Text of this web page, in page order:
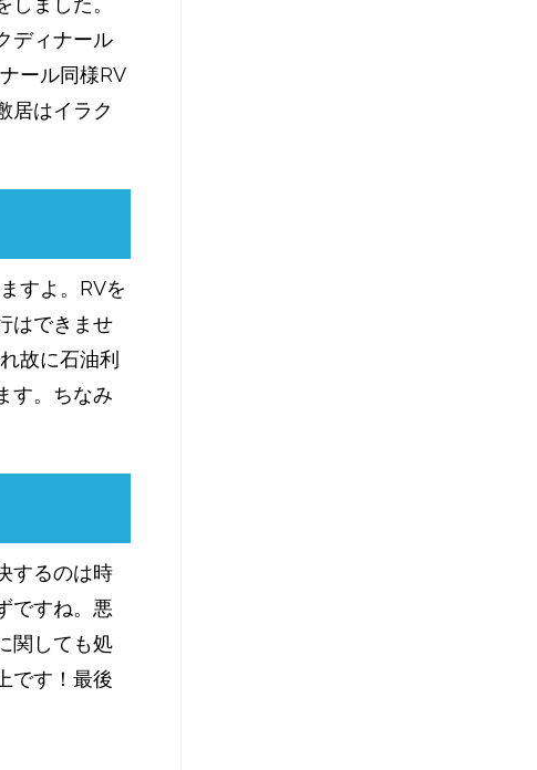
ディナール
ール同様RV
居はイラク
すよ。RVを
はできませ
故に石油利
す。ちなみ
するのは時
ですね。悪
関しても処
です！最後